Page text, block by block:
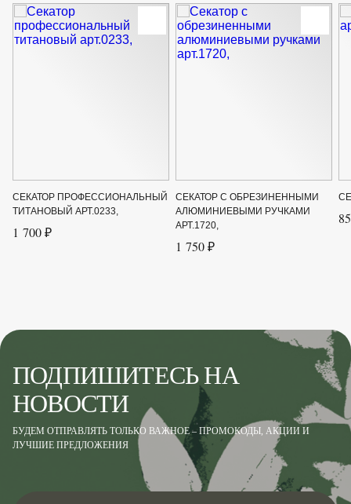
СЕКАТОР ПРОФЕССИОНАЛЬНЫЙ
ТИТАНОВЫЙ АРТ.0233,
1 700 ₽
СЕКАТОР С ОБРЕЗИНЕННЫМИ
АЛЮМИНИЕВЫМИ РУЧКАМИ
АРТ.1720,
1 750 ₽
ПОДПИШИТЕСЬ НА
НОВОСТИ
БУДЕМ ОТПРАВЛЯТЬ ТОЛЬКО ВАЖНОЕ – ПРОМОКОДЫ, АКЦИИ И
ЛУЧШИЕ ПРЕДЛОЖЕНИЯ